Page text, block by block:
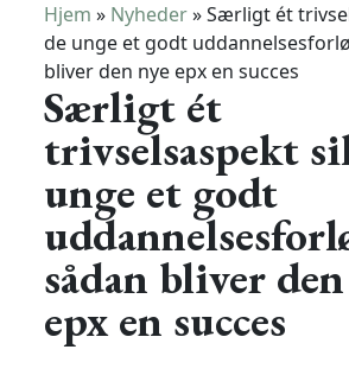
Hjem » Nyheder»Særligt ét
de unge et godt
bliver den nye epx en succes
Særligt ét
trivselsaspekt
unge et godt
sådan bliver
epx en succes